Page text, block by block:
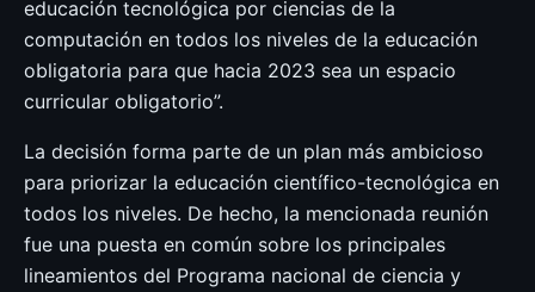
educación tecnológica por ciencias de la
computación en todos los niveles de la educación
obligatoria para que hacia 2023 sea un espacio
curricular obligatorio”.
La decisión forma parte de un plan más ambicioso
para priorizar la educación científico-tecnológica en
todos los niveles. De hecho, la mencionada reunión
fue una puesta en común sobre los principales
lineamientos del Programa nacional de ciencia y